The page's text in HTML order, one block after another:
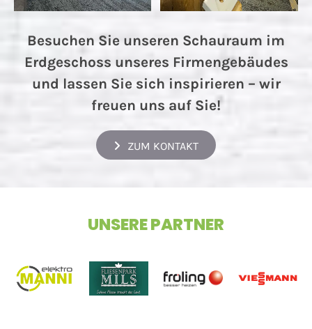
Besuchen Sie unseren Schauraum im
Erdgeschoss unseres Firmengebäudes
und lassen Sie sich inspirieren – wir
freuen uns auf Sie!
ZUM KONTAKT
UNSERE PARTNER